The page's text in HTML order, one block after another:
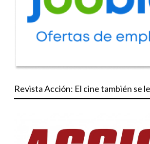
Revista Acción: El cine también se